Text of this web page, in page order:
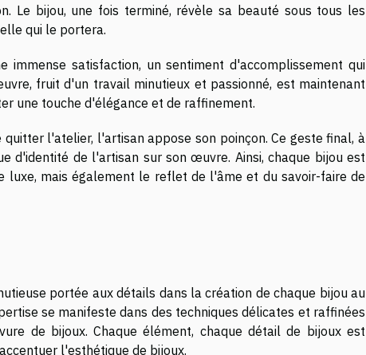
Le bijou, une fois terminé, révèle sa beauté sous tous les
qui le portera.
immense satisfaction, un sentiment d'accomplissement qui
fruit d'un travail minutieux et passionné, est maintenant
une touche d'élégance et de raffinement.
l'atelier, l'artisan appose son poinçon. Ce geste final, à
d'identité de l'artisan sur son œuvre. Ainsi, chaque bijou est
luxe, mais également le reflet de l'âme et du savoir-faire de
portée aux détails dans la création de chaque bijou au
se manifeste dans des techniques délicates et raffinées
de bijoux. Chaque élément, chaque détail de bijoux est
l'esthétique de bijoux.